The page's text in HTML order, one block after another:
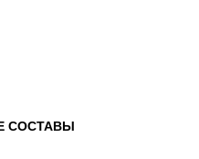
СОСТАВЫ